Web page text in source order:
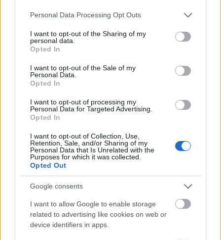
Please note that this website/app uses one or more Google
not limited to your visit or usage behaviour. You may click to
grant or deny consent to Google and its third-party tags to
use your data for below specified purposes in below Google
consent section.
Personal Data Processing Opt Outs
I want to opt-out of the Sharing of my
personal data.
Opted In
I want to opt-out of the Sale of my
Personal Data.
Opted In
I want to opt-out of processing my
Personal Data for Targeted Advertising.
Opted In
I want to opt-out of Collection, Use,
Retention, Sale, and/or Sharing of my
Personal Data that Is Unrelated with the
Purposes for which it was collected.
Opted Out
Google consents
I want to allow Google to enable storage
related to advertising like cookies on web or
device identifiers in apps.
AJÁNLJUK MÉG
Megérkezett az eső a Duna vízgyűjtőjére